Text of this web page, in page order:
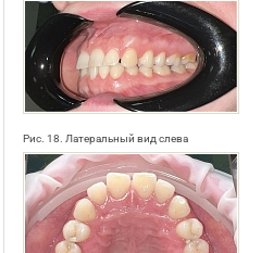
Рис. 18. Латеральный вид слева